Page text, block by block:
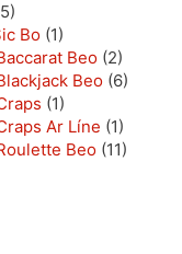
Bo (1)
Beo (2)
Beo (6)
(1)
Ar Líne (1)
Beo (11)